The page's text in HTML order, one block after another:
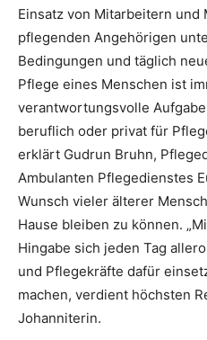
Einsatz von Mitarbeitern und
pflegenden Angehörigen
Bedingungen und täglich
Pflege eines Menschen ist
verantwortungsvolle
beruflich oder privat für
erklärt Gudrun Bruhn,
Ambulanten Pflegedienstes
Wunsch vieler älterer
Hause bleiben zu können.
Hingabe sich jeden Tag
und Pflegekräfte dafür
machen, verdient höchsten
Johanniterin.